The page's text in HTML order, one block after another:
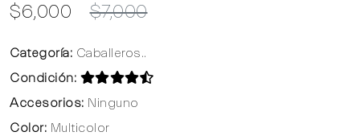
$6,000 $7,000
Categoría: Caballeros..
Condición:
Accesorios: Ninguno
Color: Multicolor